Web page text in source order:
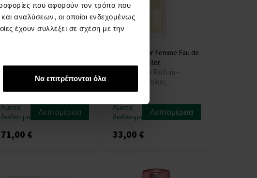
που αφορούν τον τρόπο που
αναλύσεων, οι οποίοι ενδεχομένως
έχουν συλλέξει σε σχέση με την
Να επιτρέπονται όλα
Άμεσα
διαθέσιμο
Λεπτομέρεια
71,00 €
Lacoste Pour Femme Eau de
Parfum - Tester
90ml - Eau de Parfum -
Tester - Γυναίκες
Άμεσα
διαθέσιμο
Λεπτομέρεια
33,00 €